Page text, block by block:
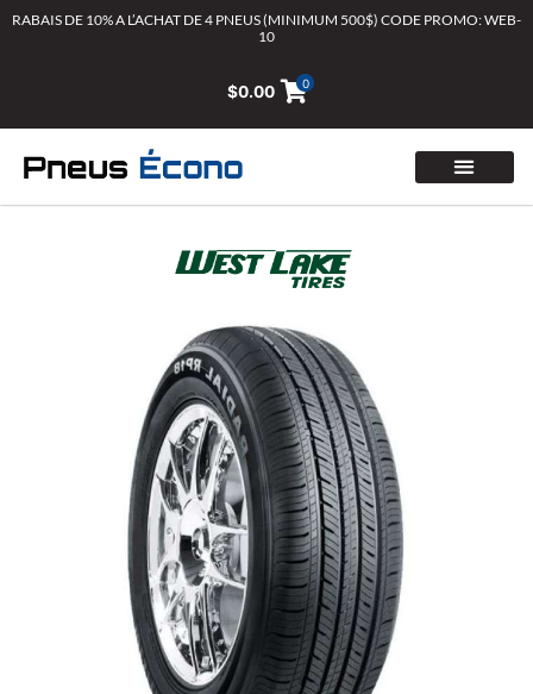
AllerRABAIS DE 10% A L’ACHAT DE 4 PNEUS (MINIMUM 500$) CODE PROMO: WEB-
10
$0.00 0